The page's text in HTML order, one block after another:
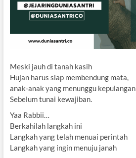
Meski jauh di tanah kasih
Hujan harus siap membendung mata,
anak-anak yang menunggu kepulangan
Sebelum tunai kewajiban.
Yaa Rabbii…
Berkahilah langkah ini
Langkah yang telah menuai perintah
Langkah yang ingin menuju janah